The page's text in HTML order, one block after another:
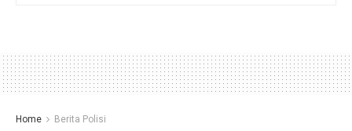
Home Berita Polisi